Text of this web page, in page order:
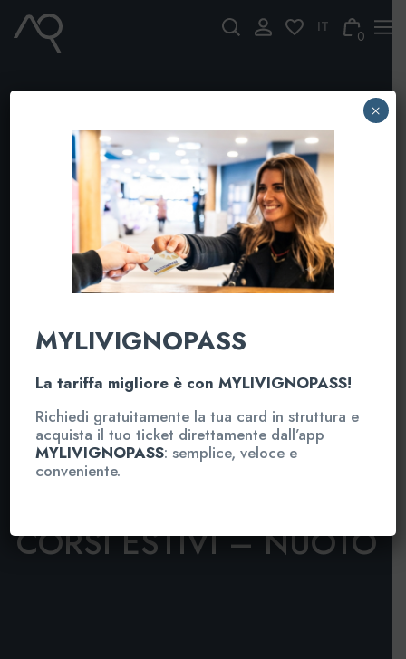
content
0
CORSI ESTIVI – NUOTO
MYLIVIGNOPASS
La tariffa migliore è con MYLIVIGNOPASS!
Richiedi gratuitamente la tua card in struttura e
acquista il tuo ticket direttamente dall’app
MYLIVIGNOPASS: semplice, veloce e
conveniente.
×